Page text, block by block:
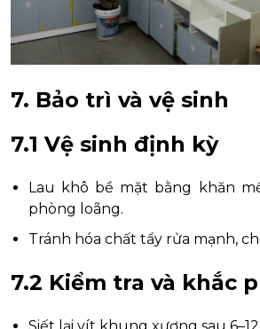
7. Bảo trì và vệ sinh
7.1 Vệ sinh định kỳ
Lau khô bề mặt bằng khăn
phòng loãng.
Tránh hóa chất tẩy rửa mạnh,
7.2 Kiểm tra và khắc